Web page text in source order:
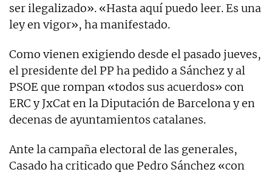
ser ilegalizado». «Hasta aquí puedo leer. Es una
ley en vigor», ha manifestado.
Como vienen exigiendo desde el pasado jueves,
el presidente del PP ha pedido a Sánchez y al
PSOE que rompan «todos sus acuerdos» con
ERC y JxCat en la Diputación de Barcelona y en
decenas de ayuntamientos catalanes.
Ante la campaña electoral de las generales,
Casado ha criticado que Pedro Sánchez «con